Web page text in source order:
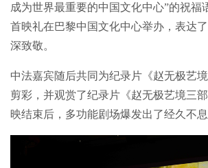
成为世界最重要的中国文化中心”的祝福
首映礼在巴黎中国文化中心举办，表达
深致敬。
中法嘉宾随后共同为纪录片《赵无极艺
剪彩，并观赏了纪录片《赵无极艺境三
映结束后，多功能剧场爆发出了经久不息